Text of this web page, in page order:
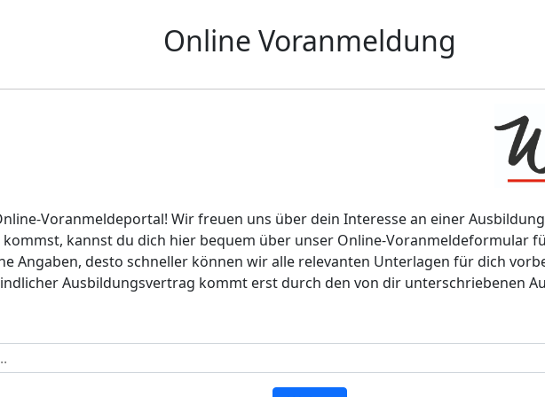
Online Voranmeldung
Voranmeldeportal! Wir freuen uns über dein Interesse an einer
kommst, kannst du dich hier bequem über unser Online-Voranmeldeformular
Angaben, desto schneller können wir alle relevanten Unterlagen für dich
Ausbildungsvertrag kommt erst durch den von dir unterschriebenen